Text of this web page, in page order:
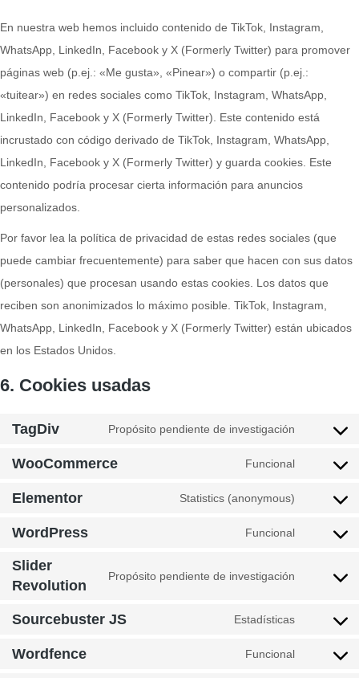
En nuestra web hemos incluido contenido de TikTok, Instagram,
WhatsApp, LinkedIn, Facebook y X (Formerly Twitter) para promover
páginas web (p.ej.: «Me gusta», «Pinear») o compartir (p.ej.:
«tuitear») en redes sociales como TikTok, Instagram, WhatsApp,
LinkedIn, Facebook y X (Formerly Twitter). Este contenido está
incrustado con código derivado de TikTok, Instagram, WhatsApp,
LinkedIn, Facebook y X (Formerly Twitter) y guarda cookies. Este
contenido podría procesar cierta información para anuncios
personalizados.
Por favor lea la política de privacidad de estas redes sociales (que
puede cambiar frecuentemente) para saber que hacen con sus datos
(personales) que procesan usando estas cookies. Los datos que
reciben son anonimizados lo máximo posible. TikTok, Instagram,
WhatsApp, LinkedIn, Facebook y X (Formerly Twitter) están ubicados
en los Estados Unidos.
6. Cookies usadas
TagDiv Propósito pendiente de investigación
WooCommerce Funcional
Elementor Statistics (anonymous)
WordPress Funcional
Slider
Revolution
Propósito pendiente de investigación
Sourcebuster JS Estadísticas
Wordfence Funcional